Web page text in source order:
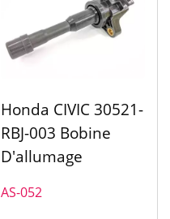
Honda CIVIC 30521-
RBJ-003 Bobine
D'allumage
AS-052